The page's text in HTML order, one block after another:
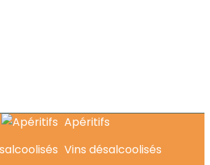
Apéritifs
Vins désalcoolisés